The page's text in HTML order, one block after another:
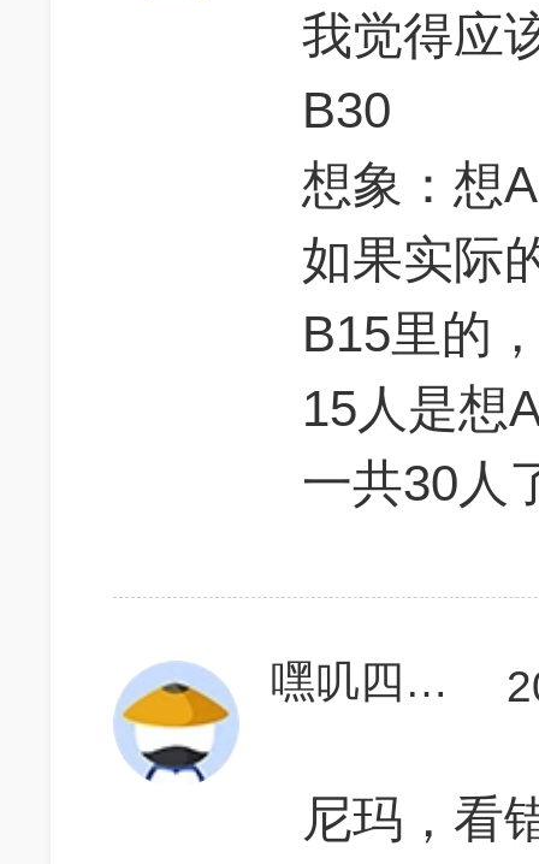
我觉得应
B30
想象：想
如果实际
B15里的
15人是想
一共30人
嘿叽四学英语
尼玛，看